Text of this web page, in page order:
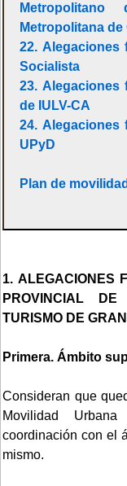
Metropolitana de
22. Alegaciones
Socialista
23. Alegaciones
de IULV-CA
24. Alegaciones
UPyD
Plan de
1. ALEGACIONES
PROVINCIAL
TURISMO DE
Primera. Ámbito
Consideran que
Movilidad
coordinación con el
mismo.